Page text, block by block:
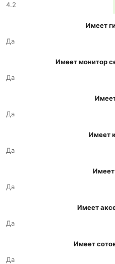
4.2
Имеет
Да
Имеет монитор
Да
Да
Имеет
Да
Да
Имеет
Да
Имеет
Да